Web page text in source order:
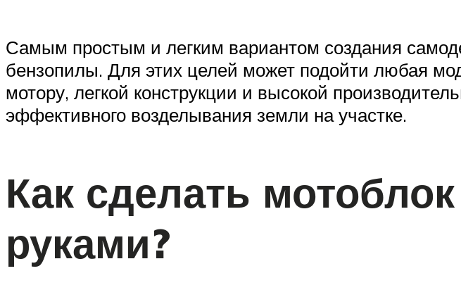
Самым простым и легким вариантом создания
бензопилы. Для этих целей может подойти любая
мотору, легкой конструкции и высокой
эффективного возделывания земли на участке.
Как сделать
руками?